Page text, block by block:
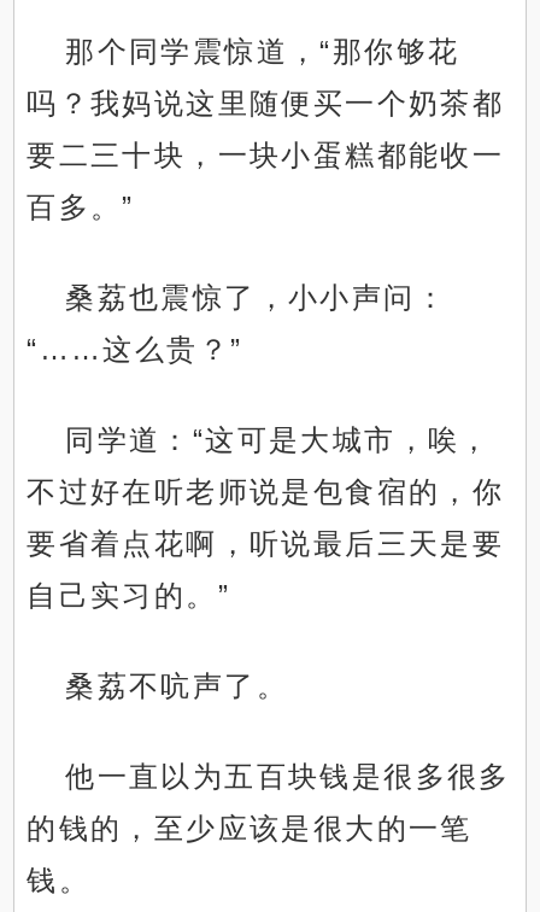
那个同学震惊道，“那你够花
吗？我妈说这里随便买一个奶茶都
要二三十块，一块小蛋糕都能收一
百多。”
桑荔也震惊了，小小声问：
“……这么贵？”
同学道：“这可是大城市，唉，
不过好在听老师说是包食宿的，你
要省着点花啊，听说最后三天是要
自己实习的。”
桑荔不吭声了。
他一直以为五百块钱是很多很多
的钱的，至少应该是很大的一笔
钱。